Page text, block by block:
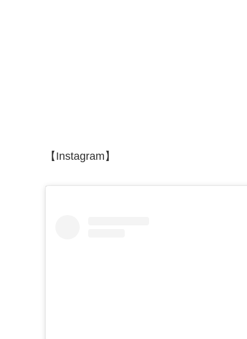
【Instagram】